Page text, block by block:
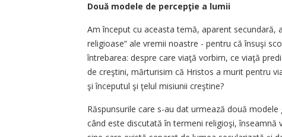
Două modele de percepţie a lumii
Am început cu aceasta temă, aparent secundară,
religioase“ ale vremii noastre - pentru că însuşi
întrebarea: despre care viaţă vorbim, ce viaţă
de creştini, mărturisim că Hristos a murit pentru
şi începutul şi ţelul misiunii creştine?
Răspunsurile care s-au dat urmează două
când este discutată în termeni religioşi, înseamnă